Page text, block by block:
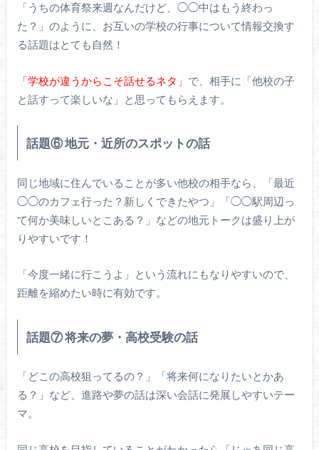
「うちの体育祭来週なんだけど、◯◯中はもう終わっ
た？」のように、お互いの学校の行事について情報交換す
る話題はとても自然！
「学校が違うからこそ話せるネタ」 で、相手に「他校の子
と話すって楽しいな」と思ってもらえます。
話題⑥ 地元・近所のスポットの話
同じ地域に住んでいることが多い他校の相手なら、「最近
◯◯のカフェ行った？新しくできたやつ」「◯◯駅周辺っ
て何か美味しいとこある？」などの地元トークは盛り上が
りやすいです！
「今度一緒に行こうよ」という流れにもなりやすいので、
距離を縮めたい時に有効です。
話題⑦ 将来の夢・高校受験の話
「どこの高校狙ってるの？」「将来何になりたいとかあ
る？」など、進路や夢の話は深い会話に発展しやすいテー
マ。